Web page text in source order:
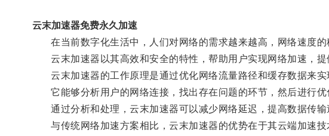
云末加速器免费永久加速
在当前数字化生活中，人们对网络的需求越来越高，网络速度的
云末加速器以其高效和安全的特性，帮助用户实现网络加速，提
云末加速器的工作原理是通过优化网络流量路径和缓存数据来实
它能够分析用户的网络连接，找出存在问题的环节，然后进行优
通过分析和处理，云末加速器可以减少网络延迟，提高数据传输
与传统网络加速方案相比，云末加速器的优势在于其云端加速技